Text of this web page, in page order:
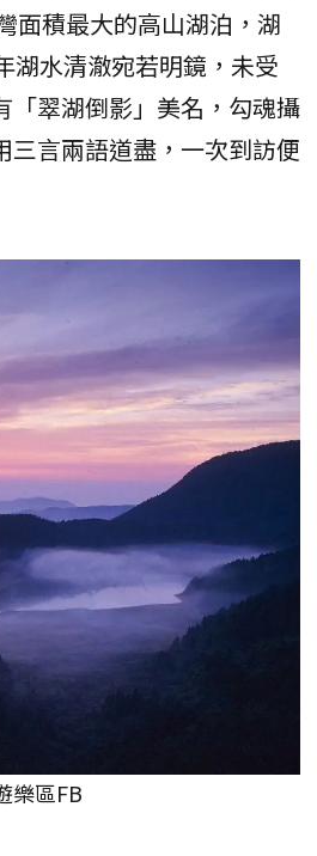
面積最大的高山湖泊，湖
湖水清澈宛若明鏡，未受
「翠湖倒影」美名，勾魂攝
三言兩語道盡，一次到訪便
樂區FB